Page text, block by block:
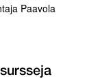
Paavola